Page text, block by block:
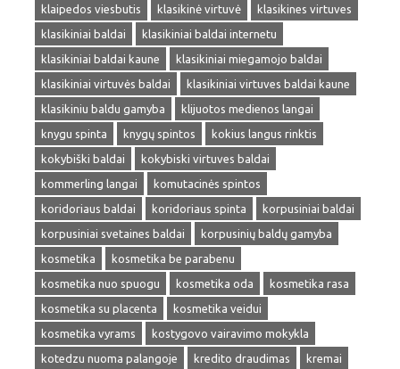
klaipedos viesbutis
klasikinė virtuvė
klasikines virtuves
klasikiniai baldai
klasikiniai baldai internetu
klasikiniai baldai kaune
klasikiniai miegamojo baldai
klasikiniai virtuvės baldai
klasikiniai virtuves baldai kaune
klasikiniu baldu gamyba
klijuotos medienos langai
knygu spinta
knygų spintos
kokius langus rinktis
kokybiški baldai
kokybiski virtuves baldai
kommerling langai
komutacinės spintos
koridoriaus baldai
koridoriaus spinta
korpusiniai baldai
korpusiniai svetaines baldai
korpusinių baldų gamyba
kosmetika
kosmetika be parabenu
kosmetika nuo spuogu
kosmetika oda
kosmetika rasa
kosmetika su placenta
kosmetika veidui
kosmetika vyrams
kostygovo vairavimo mokykla
kotedzu nuoma palangoje
kredito draudimas
kremai